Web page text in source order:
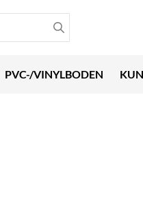
PVC-/VINYLBODEN